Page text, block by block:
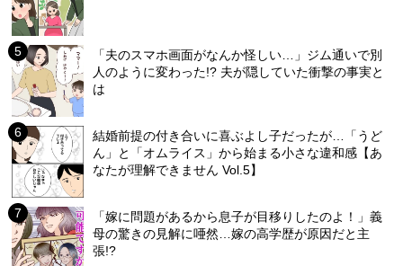
「夫のスマホ画面がなんか怪しい…」ジム通いで別
人のように変わった!? 夫が隠していた衝撃の事実と
は
結婚前提の付き合いに喜ぶよし子だったが…「うど
ん」と「オムライス」から始まる小さな違和感【あ
なたが理解できません Vol.5】
「嫁に問題があるから息子が目移りしたのよ！」義
母の驚きの見解に唖然…嫁の高学歴が原因だと主
張!?